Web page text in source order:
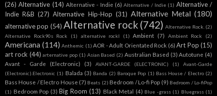
(26) Alternative (14) Alternative - Indie (6) Alternative / Indie (1) Alternative /
Indie R&B (27) Alternative Hip-Hop (31) Alternative Metal (180)
alternative pop (54) Alternative rock (742) Alternative Rock. (2)
Alternative Rock90s Rock
(1) alternative rockl (1) Ambient (7) Ambient Rock (2)
Americana (114) Anthemic (1) AOR - Adult Orientated Rock (6) Art Pop (15)
art rock (44) arternative pop (1) Asian Based (2) Australian Based (3) Autotune (4)
Avant - Garde (Electronic)
(3) AVANT-GARDE (ELECTRONIC) (1)
Avant-Garde
(Electronic).Electronic (1) Balada (3) Banda (2) Baroque Pop (1) Bass House / Electro (2)
Bass House / Electro House (7) Beats (2) Bedroom / Lo-fi Pop (9) Bedroom / Lo-fiPop
(1) Bedroom Pop (3) Big Room (13) Black Metal (4) Blue -grass (1) Bluegrass (1)